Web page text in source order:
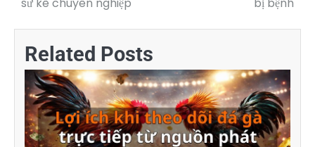
bài
viết
Related Posts